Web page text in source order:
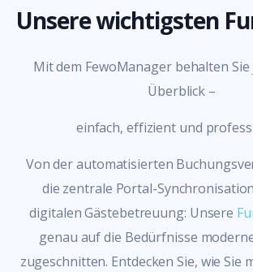
Unsere wichtigsten
Mit dem FewoManager behalten
Überblick –
einfach, effizient und
Von der automatisierten
die zentrale Portal-
digitalen Gästebetreuung: Unsere
genau auf die Bedürfnisse
zugeschnitten. Entdecken Sie, wie Sie